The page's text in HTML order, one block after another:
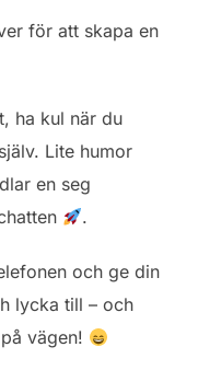
för att skapa en
ha kul när du
Lite humor
en seg
.
och ge din
lycka till – och
vägen!